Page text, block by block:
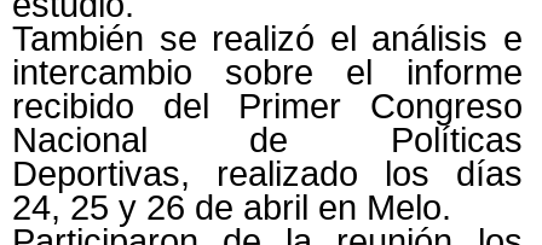
También se realizó el análisis e
intercambio sobre el informe
recibido del Primer Congreso
Nacional de Políticas
Deportivas, realizado los días
24, 25 y 26 de abril en Melo.